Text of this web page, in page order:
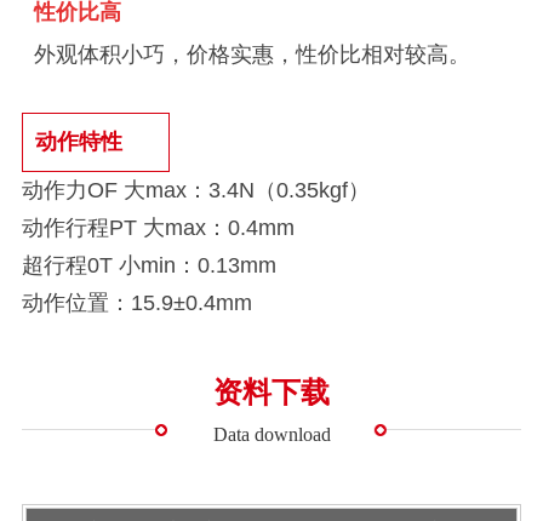
性价比高
外观体积小巧，价格实惠，性价比相对较高。
动作特性
动作力OF 大max：3.4N（0.35kgf）
动作行程PT 大max：0.4mm
超行程0T 小min：0.13mm
动作位置：15.9±0.4mm
资料下载
Data download